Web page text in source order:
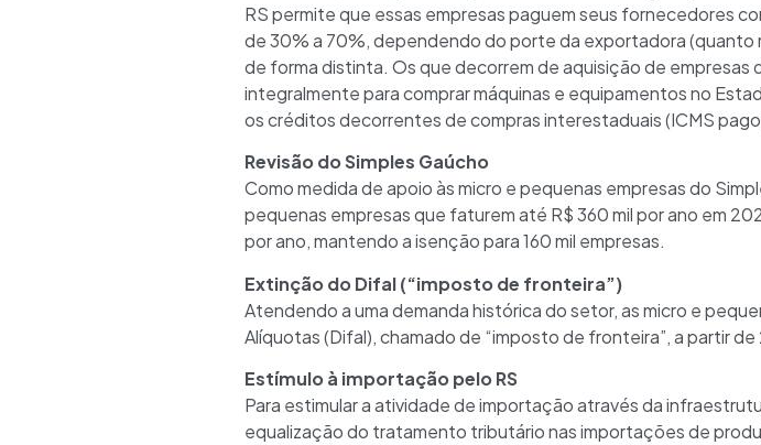
RS permite que essas empresas paguem seus fornecedores
de 30% a 70%, dependendo do porte da exportadora
de forma distinta. Os que decorrem de aquisição de empresas
integralmente para comprar máquinas e equipamentos no
os créditos decorrentes de compras interestaduais (ICMS
Revisão do Simples Gaúcho
Como medida de apoio às micro e pequenas empresas do
pequenas empresas que faturem até R$ 360 mil por ano em
por ano, mantendo a isenção para 160 mil empresas.
Extinção do Difal (“imposto de fronteira”)
Atendendo a uma demanda histórica do setor, as micro e
Alíquotas (Difal), chamado de “imposto de fronteira”, a partir
Estímulo à importação pelo RS
Para estimular a atividade de importação através da
equalização do tratamento tributário nas importações de